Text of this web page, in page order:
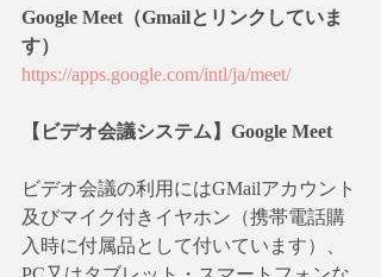
Google Meet（Gmailとリンクしていま
す）
https://apps.google.com/intl/ja/meet/
【ビデオ会議システム】Google Meet
ビデオ会議の利用にはGMailアカウント
及びマイク付きイヤホン（携帯電話購
入時に付属品として付いています）、